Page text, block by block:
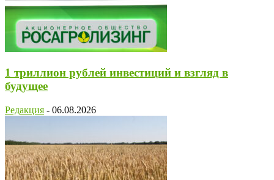
1 триллион рублей инвестиций и взгляд в
будущее
Редакция - 06.08.2026